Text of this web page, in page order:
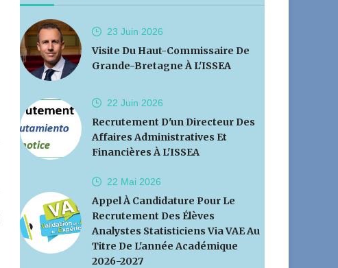
23 Juin 2026
Visite Du Haut-Commissaire De
Grande-Bretagne À L'ISSEA
22 Juin 2026
Recrutement D'un Directeur Des
Affaires Administratives Et
Financières À L'ISSEA
22 Mai 2026
Appel À Candidature Pour Le
Recrutement Des Élèves
Analystes Statisticiens Via VAE Au
Titre De L'année Académique
2026-2027